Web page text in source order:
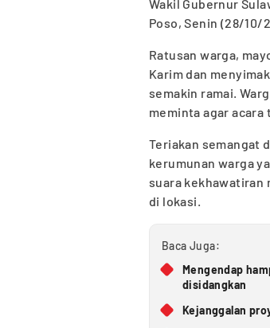
Wakil Gubernur
Poso, Senin (28/10/
Ratusan warga,
Karim dan
semakin ramai.
meminta agar
Teriakan semangat
kerumunan warga
suara kekhawatiran
di lokasi.
Baca Juga:
Mengendap
disidangkan
Kejanggalan